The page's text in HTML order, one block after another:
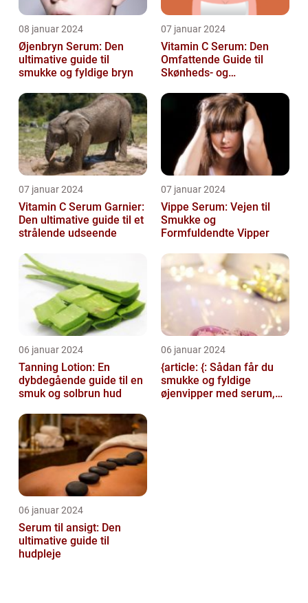
08 januar 2024
Øjenbryn Serum: Den
ultimative guide til
smukke og fyldige bryn
07 januar 2024
Vitamin C Serum: Den
Omfattende Guide til
Skønheds- og
07 januar 2024
Vitamin C Serum Garnier:
Den ultimative guide til et
strålende udseende
07 januar 2024
Vippe Serum: Vejen til
Smukke og
Formfuldendte Vipper
06 januar 2024
Tanning Lotion: En
dybdegående guide til en
smuk og solbrun hud
06 januar 2024
{article: {: Sådan får du
smukke og fyldige
øjenvipper med serum,
06 januar 2024
Serum til ansigt: Den
ultimative guide til
hudpleje